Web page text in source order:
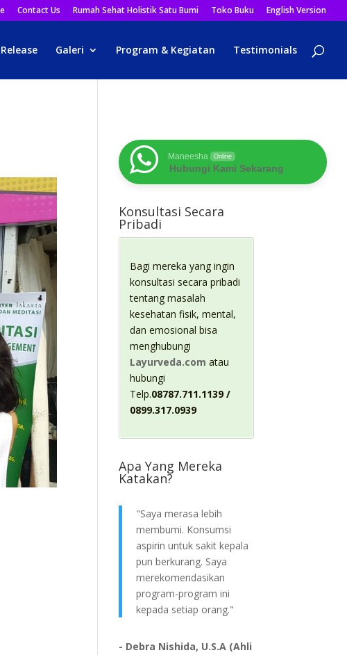
Contact Us Rumah Sehat Holistik Satu Bumi Toko Buku English Version
Galeri Program & Kegiatan Testimonials
Maneesha Online
Hubungi Kami Sekarang
Konsultasi Secara
Pribadi
Bagi mereka yang ingin
konsultasi secara pribadi
tentang masalah
kesehatan fisik, mental,
dan emosional bisa
menghubungi
Layurveda.com atau
hubungi
Telp.08787.711.1139 /
0899.317.0939
Apa Yang Mereka
Katakan?
"Saya merasa lebih
membumi. Konsumsi
aspirin untuk sakit kepala
pun berkurang. Saya
merekomendasikan
program-program ini
kepada setiap orang."
- Debra Nishida, U.S.A (Ahli